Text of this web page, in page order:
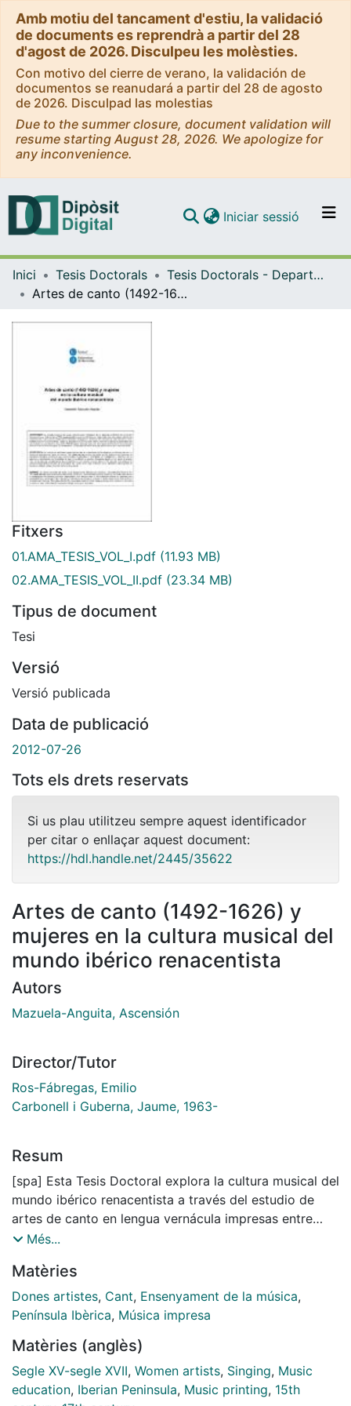
Amb motiu del tancament d'estiu, la validació
de documents es reprendrà a partir del 28
d'agost de 2026. Disculpeu les molèsties.
Con motivo del cierre de verano, la validación de
documentos se reanudará a partir del 28 de agosto
de 2026. Disculpad las molestias
Due to the summer closure, document validation will
resume starting August 28, 2026. We apologize for
any inconvenience.
Navega per tot el DD
Iniciar sessió (current)
Inici Tesis Doctorals
Tesis Doctorals - Departament - Història de l'Art
Artes de canto (1492-1626) y mujeres en la cultura musical del mundo ibérico renacentista
Fitxers
01.AMA_TESIS_VOL_I.pdf (11.93 MB)
02.AMA_TESIS_VOL_II.pdf (23.34 MB)
Tipus de document
Tesi
Versió
Versió publicada
Data de publicació
2012-07-26
Tots els drets reservats
Si us plau utilitzeu sempre aquest identificador
per citar o enllaçar aquest document:
https://hdl.handle.net/2445/35622
Artes de canto (1492-1626) y
mujeres en la cultura musical del
mundo ibérico renacentista
Autors
Mazuela-Anguita, Ascensión
Director/Tutor
Ros-Fábregas, Emilio
Carbonell i Guberna, Jaume, 1963-
Resum
[spa] Esta Tesis Doctoral explora la cultura musical del
mundo ibérico renacentista a través del estudio de
artes de canto en lengua vernácula impresas entre
1492 y 1626 y de su relación con las mujeres de la
estructurados en dos partes (Vol. I), y de veinte
apéndices (Vol. II). La primera parte (Capítulos I al IV)
muestra que las características por las que estos
sido infravalorados hasta ahora por la historiografía
musical son precisamente las mismas que demuestran
que respondían a una necesidad pedagógica y a la
Més...
Matèries
Dones artistes, Cant, Ensenyament de la música,
Península Ibèrica, Música impresa
Matèries (anglès)
Segle XV-segle XVII, Women artists, Singing, Music
education, Iberian Peninsula, Music printing, 15th